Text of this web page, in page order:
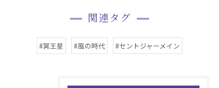
関連タグ
#冥王星 #風の時代 #セントジャーメイン